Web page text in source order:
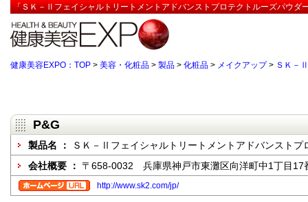
「ＳＫ－Ⅱフェイシャルトリートメントアドバンストプロテクトルーズパウダ
健康美容EXPO：TOP > 美容・化粧品 > 製品 > 化粧品 > メイクアップ> ＳＫ－
P&G
製品名 ：
ＳＫ－Ⅱフェイシャルトリートメントアドバンストプ
会社概要 ： 〒658-0032 兵庫県神戸市東灘区向洋町中1丁目17
http://www.sk2.com/jp/